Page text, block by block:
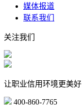
媒体报道
联系我们
关注我们
让职业信用环境更美好
400-860-7765